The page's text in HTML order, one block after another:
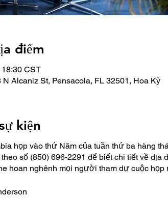
điểm
CST
Alcaniz St, Pensacola, FL 32501, Hoa Kỳ
kiện
họp vào thứ Năm của tuần thứ ba hàng
số (850) 696-2291 để biết chi tiết về địa
hoan nghênh mọi người tham dự cuộc họp